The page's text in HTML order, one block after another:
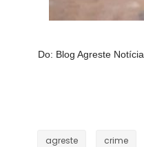
Do: Blog Agreste Notícia
agreste crime